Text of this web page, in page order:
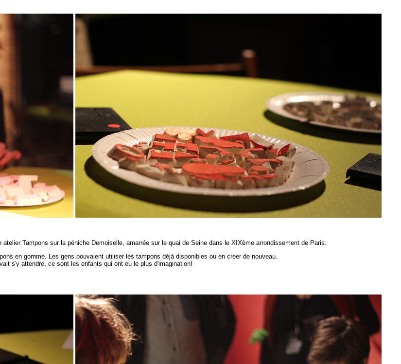
Tampons sur la péniche Demoiselle, amarrée sur le quai de Seine dans le XIXème arrondissement de Paris.
en gomme. Les gens pouvaient utiliser les tampons déjà disponibles ou en créer de nouveau.
s'y attendre, ce sont les enfants qui ont eu le plus d'imagination!